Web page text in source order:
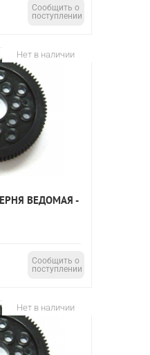
Сообщить о
поступлении
Нет в наличии
ВЕДОМАЯ -
Сообщить о
поступлении
Нет в наличии